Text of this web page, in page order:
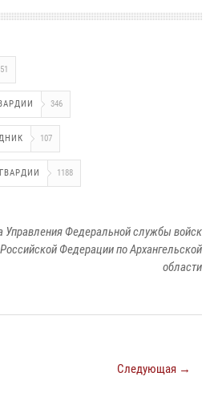
346
107
1188
Управления Федеральной службы войск
Федерации по Архангельской
области
Следующая →